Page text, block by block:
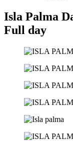
Isla Palma
Full day